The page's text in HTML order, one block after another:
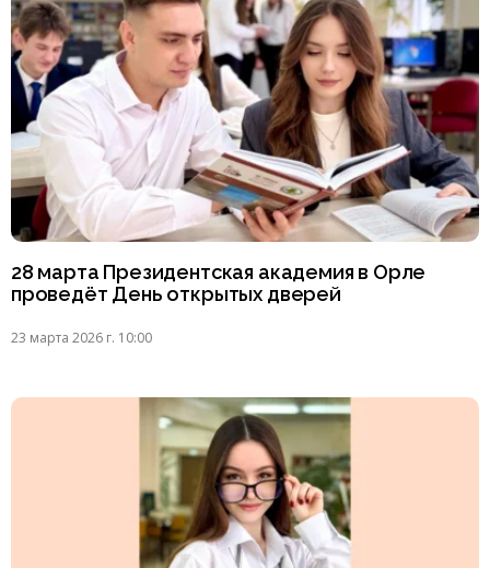
28 марта Президентская академия в Орле
проведёт День открытых дверей
23 марта 2026 г. 10:00